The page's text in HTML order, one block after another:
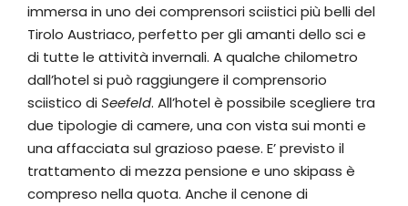
immersa in uno dei comprensori sciistici più belli del
Tirolo Austriaco, perfetto per gli amanti dello sci e
di tutte le attività invernali. A qualche chilometro
dall’hotel si può raggiungere il comprensorio
sciistico diSeefeld. All’hotel è possibile scegliere tra
due tipologie di camere, una con vista sui monti e
una affacciata sul grazioso paese. E’ previsto il
trattamento di mezza pensione e uno skipass è
compreso nella quota. Anche il cenone di